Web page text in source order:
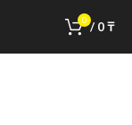
0 / 0₸